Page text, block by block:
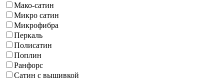
Мако-сатин
Микро сатин
Микрофибра
Перкаль
Полисатин
Поплин
Ранфорс
Сатин с вышивкой